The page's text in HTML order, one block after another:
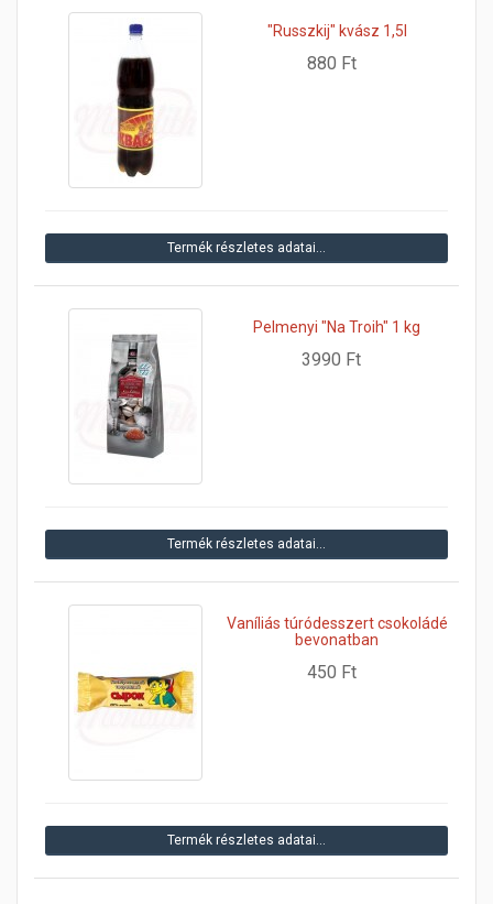
"Russzkij" kvász 1,5l
880 Ft
Termék részletes adatai…
Pelmenyi "Na Troih" 1 kg
3990 Ft
Termék részletes adatai…
Vaníliás túródesszert csokoládé
bevonatban
450 Ft
Termék részletes adatai…